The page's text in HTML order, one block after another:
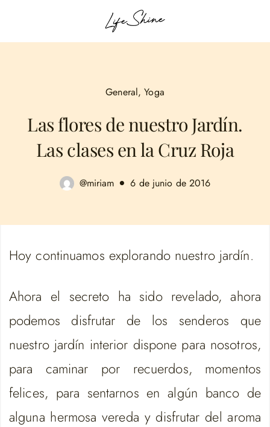
General,Yoga
Las flores de nuestro Jardín.
Las clases en la Cruz Roja
@miriam 6 de junio de 2016
Hoy continuamos explorando nuestro jardín.
Ahora el secreto ha sido revelado, ahora
podemos disfrutar de los senderos que
nuestro jardín interior dispone para nosotros,
para caminar por recuerdos, momentos
felices, para sentarnos en algún banco de
alguna hermosa vereda y disfrutar del aroma